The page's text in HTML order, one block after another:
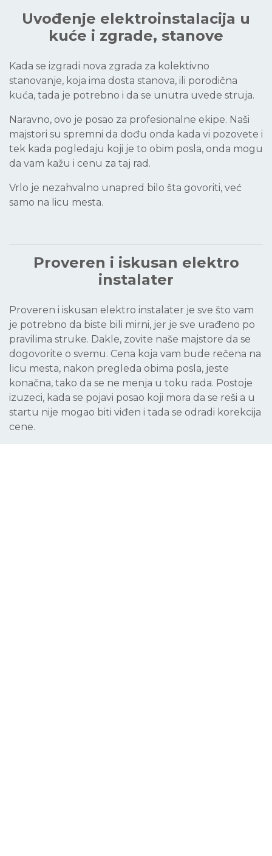
Uvođenje elektroinstalacija u
kuće i zgrade, stanove
Kada se izgradi nova zgrada za kolektivno
stanovanje, koja ima dosta stanova, ili porodična
kuća, tada je potrebno i da se unutra uvede struja.
Naravno, ovo je posao za profesionalne ekipe. Naši
majstori su spremni da dođu onda kada vi pozovete i
tek kada pogledaju koji je to obim posla, onda mogu
da vam kažu i cenu za taj rad.
Vrlo je nezahvalno unapred bilo šta govoriti, već
samo na licu mesta.
Proveren i iskusan elektro
instalater
Proveren i iskusan elektro instalater je sve što vam
je potrebno da biste bili mirni, jer je sve urađeno po
pravilima struke. Dakle, zovite naše majstore da se
dogovorite o svemu. Cena koja vam bude rečena na
licu mesta, nakon pregleda obima posla, jeste
konačna, tako da se ne menja u toku rada. Postoje
izuzeci, kada se pojavi posao koji mora da se reši a u
startu nije mogao biti viđen i tada se odradi korekcija
cene.